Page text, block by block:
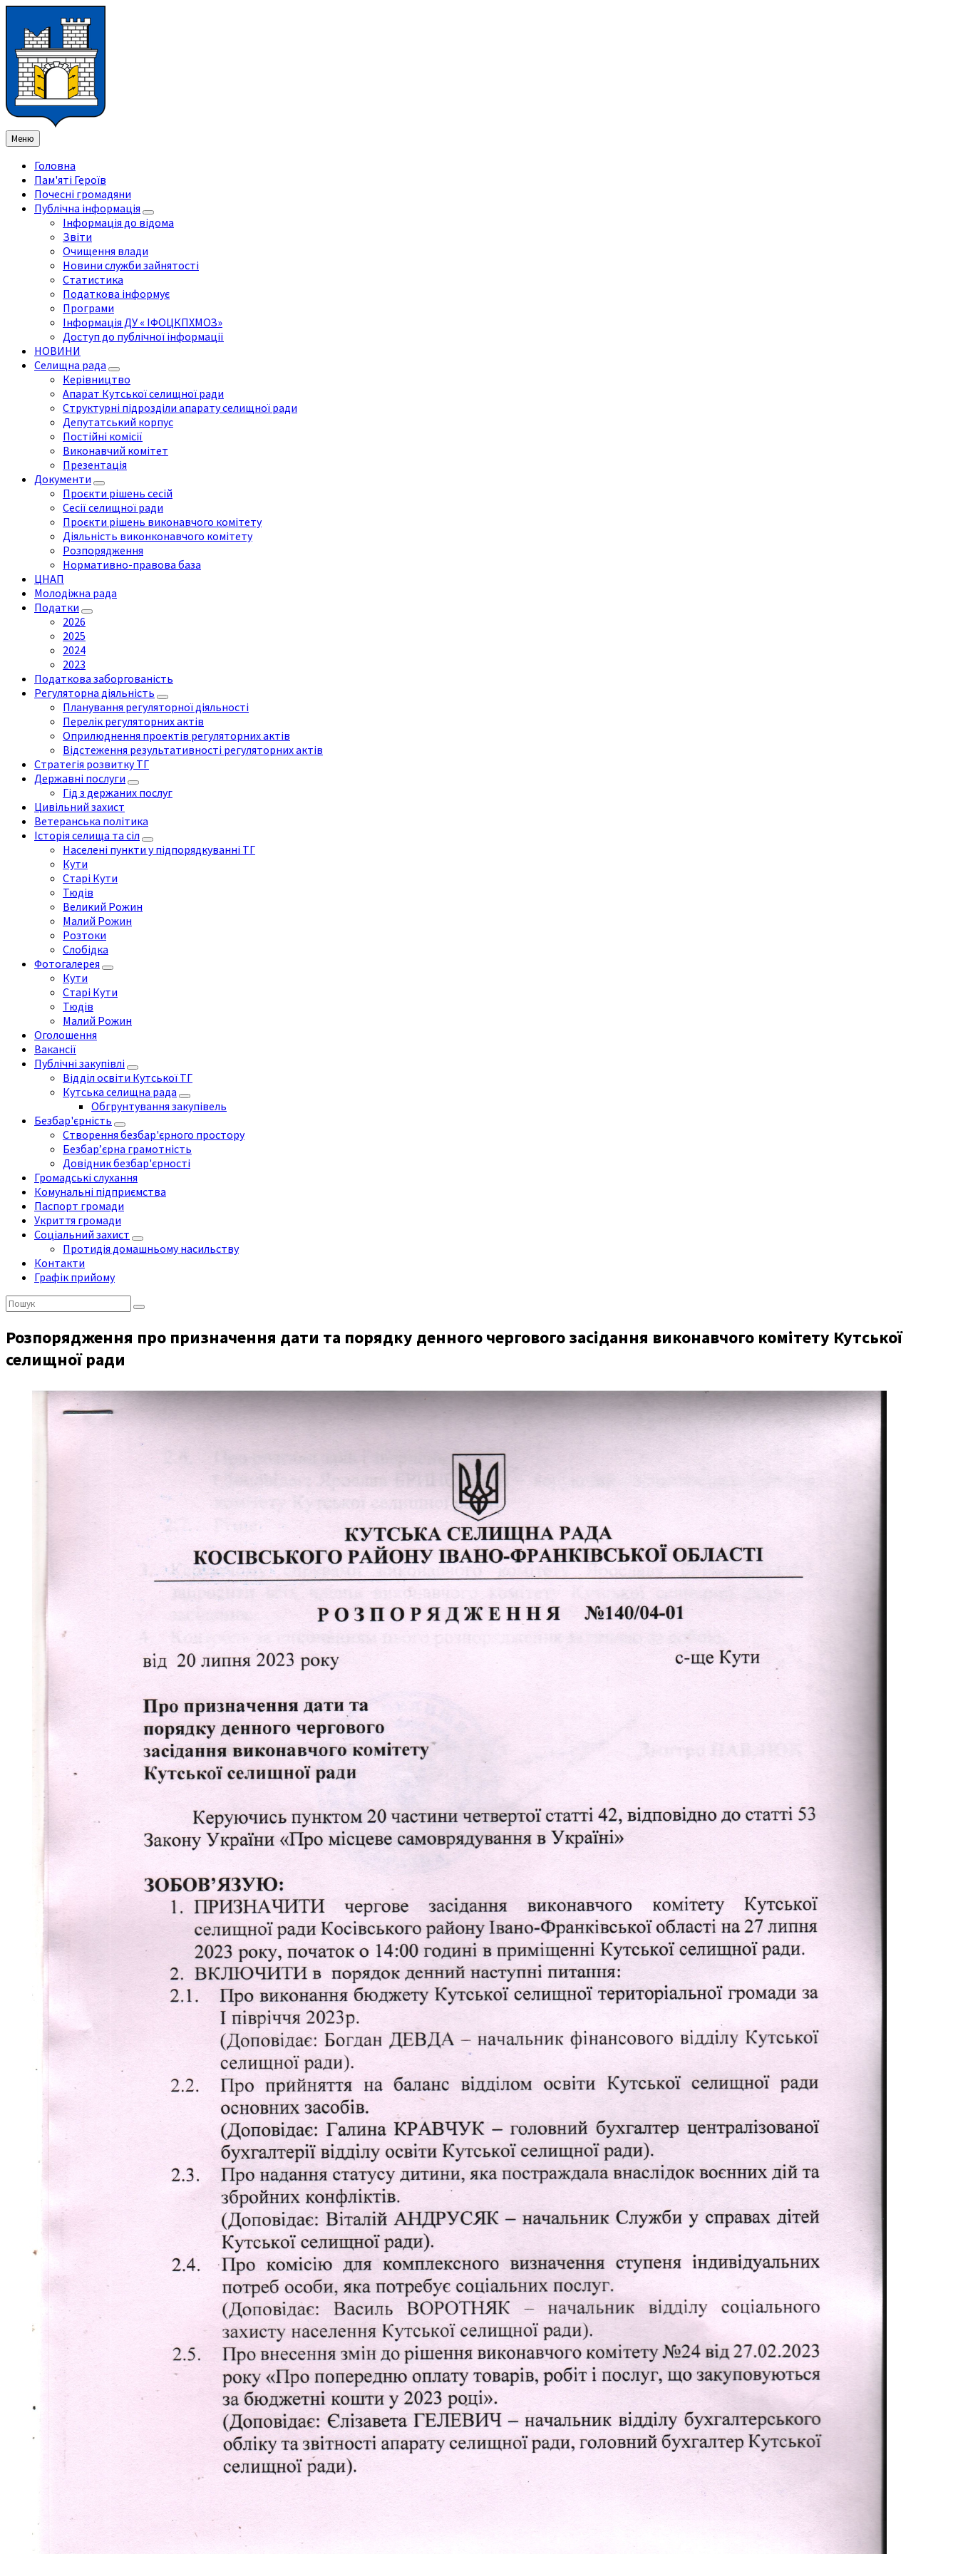
змісту
ліву
бічну
панель
праву
бічну
панель
нижнього
колонтитула
Меню
Головна
Пам'яті Героїв
Почесні громадяни
Публічна інформація
Інформація до відома
Звіти
Очищення влади
Новини служби зайнятості
Статистика
Податкова інформує
Програми
Інформація ДУ « ІФОЦКПХМОЗ»
Доступ до публічної інформації
НОВИНИ
Селищна рада
Керівництво
Апарат Кутської селищної ради
Структурні підрозділи апарату селищної ради
Депутатський корпус
Постійні комісії
Виконавчий комітет
Презентація
Документи
Проєкти рішень сесій
Сесії селищної ради
Проєкти рішень виконавчого комітету
Діяльність виконконавчого комітету
Розпорядження
Нормативно-правова база
ЦНАП
Молодіжна рада
Податки
2026
2025
2024
2023
Податкова заборгованість
Регуляторна діяльність
Планування регуляторної діяльності
Перелік регуляторних актів
Оприлюднення проектів регуляторних актів
Відстеження результативності регуляторних актів
Стратегія розвитку ТГ
Державні послуги
Гід з держаних послуг
Цивільний захист
Ветеранська політика
Історія селища та сіл
Населені пункти у підпорядкуванні ТГ
Кути
Старі Кути
Тюдів
Великий Рожин
Малий Рожин
Розтоки
Слобідка
Фотогалерея
Кути
Старі Кути
Тюдів
Малий Рожин
Оголошення
Вакансії
Публічні закупівлі
Відділ освіти Кутської ТГ
Кутська селищна рада
Обгрунтування закупівель
Безбар'єрність
Створення безбар'єрного простору
Безбар’єрна грамотність
Довідник безбар'єрності
Громадські слухання
Комунальні підприємства
Паспорт громади
Укриття громади
Соціальний захист
Протидія домашньому насильству
Контакти
Графік прийому
Пошук:
Розпорядження про призначення дати та порядку денного чергового засідання виконавчого комітету Кутської
селищної ради